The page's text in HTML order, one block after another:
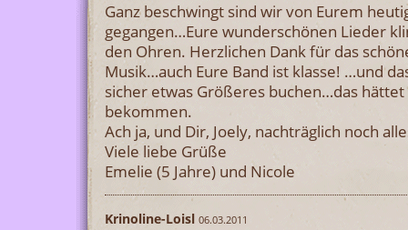
Ganz beschwingt sind wir von Eurem
gegangen…Eure wunderschönen Lieder
den Ohren. Herzlichen Dank für das
Musik…auch Eure Band ist klasse! …und
sicher etwas Größeres buchen…das
bekommen.
Ach ja, und Dir, Joely, nachträglich noch
Viele liebe Grüße
Emelie (5 Jahre) und Nicole
Krinoline-Loisl 06.03.2011